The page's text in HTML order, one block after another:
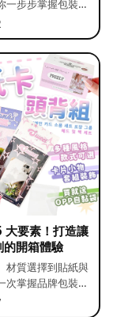
一步步掌握包裝流
重點。
大要素！打造讓
的開箱體驗
材質選擇到貼紙與
次掌握品牌包裝的